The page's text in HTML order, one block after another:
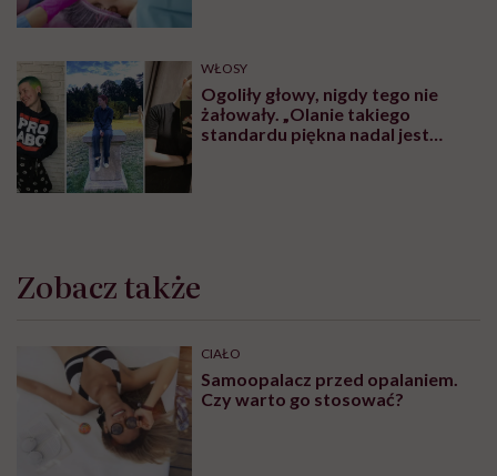
WŁOSY
Ogoliły głowy, nigdy tego nie
żałowały. „Olanie takiego
standardu piękna nadal jest
Zobacz także
CIAŁO
Samoopalacz przed opalaniem.
Czy warto go stosować?